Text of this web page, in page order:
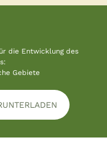
die Entwicklung des
Gebiete